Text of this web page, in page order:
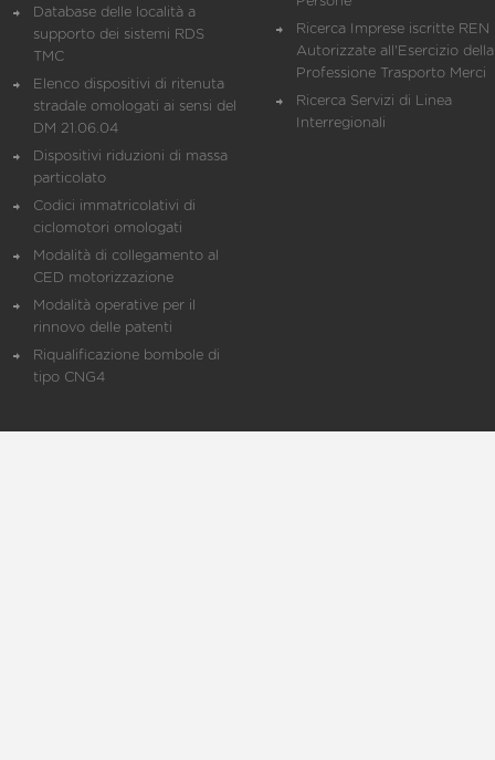
Database delle località a
supporto dei sistemi RDS
TMC
Elenco dispositivi di ritenuta
stradale omologati ai sensi del
DM 21.06.04
Dispositivi riduzioni di massa
particolato
Codici immatricolativi di
ciclomotori omologati
Modalità di collegamento al
CED motorizzazione
Modalità operative per il
rinnovo delle patenti
Riqualificazione bombole di
tipo CNG4
Ricerca Imprese iscritte REN
Autorizzate all'Esercizio della
Professione Trasporto Merci
Ricerca Servizi di Linea
Interregionali